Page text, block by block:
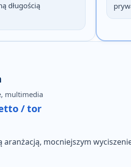
długością
multimedia
/ tor
aranżacją, mocniejszym